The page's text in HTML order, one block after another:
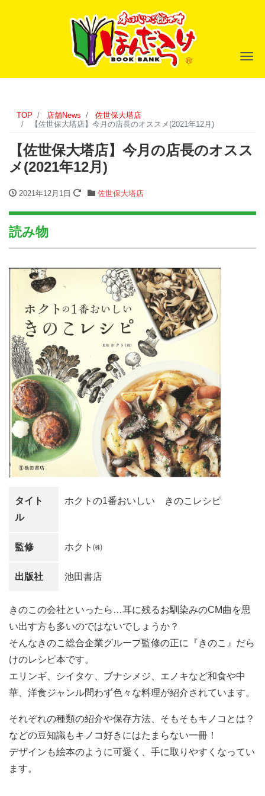
ナ
TOP 店舗News
佐世保大塔店
【佐世保大塔店】今月の店長のオススメ(2021年12月)
【佐世保大塔店】今月の店長のオスス
メ(2021年12月)
2021年12月1日 佐世保大塔店
読み物
タイト
ル
ホクトの1番おいしい きのこレシピ
監修 ホクト㈱
出版社 池田書店
きのこの会社といったら…耳に残るお馴染みのCM曲を思
い出す方も多いのではないでしょうか？
そんなきのこ総合企業グループ監修の正に『きのこ』だら
けのレシピ本です。
エリンギ、シイタケ、ブナシメジ、エノキなど和食や中
華、洋食ジャンル問わず色々な料理が紹介されています。
それぞれの種類の紹介や保存方法、そもそもキノコとは？
などの豆知識もキノコ好きにはたまらない一冊！
デザインも絵本のように可愛く、手に取りやすくなってい
ます。